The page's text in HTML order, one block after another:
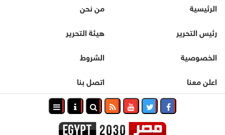
الرئيسية
من نحن
رئيس التحرير
هيئة التحرير
الخصوصية
الشروط
اعلن معنا
اتصل بنا